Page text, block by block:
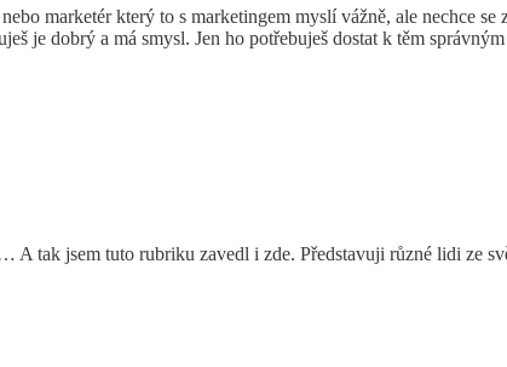
marketér který to s marketingem myslí vážně, ale nechce
je dobrý a má smysl. Jen ho potřebuješ dostat k těm
tak jsem tuto rubriku zavedl i zde. Představuji různé lidi ze